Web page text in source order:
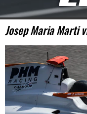
Josep Maria Marti